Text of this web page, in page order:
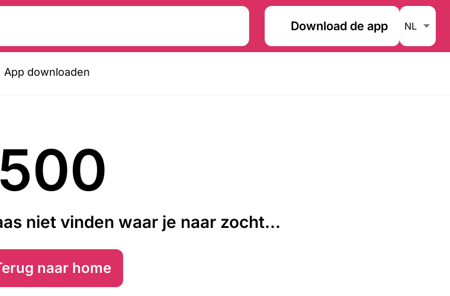
Download de app
App downloaden
500
niet vinden waar je naar zocht...
naar home